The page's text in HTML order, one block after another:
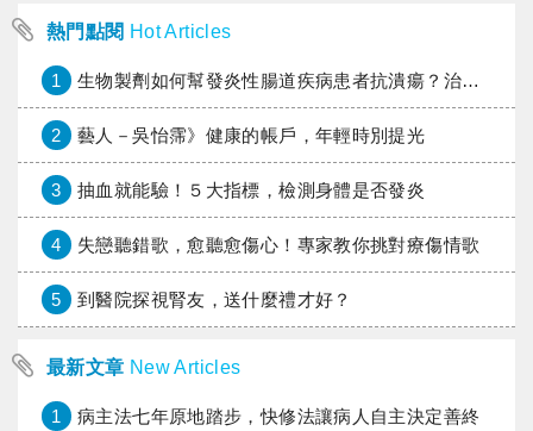
熱門點閱 Hot Articles
1 生物製劑如何幫發炎性腸道疾病患者抗潰瘍？治療進展與健保給付困境一次看
2 藝人－吳怡霈》健康的帳戶，年輕時別提光
3 抽血就能驗！５大指標，檢測身體是否發炎
4 失戀聽錯歌，愈聽愈傷心！專家教你挑對療傷情歌
5 到醫院探視腎友，送什麼禮才好？
最新文章 New Articles
1 病主法七年原地踏步，快修法讓病人自主決定善終